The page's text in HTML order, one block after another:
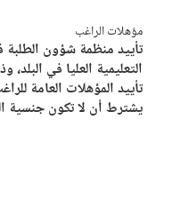
مؤهلات الراغب
تأييد منظمة شؤون
التعليمية العليا في
تأييد المؤهلات العامة
يشترط أن لا تكون جنسية